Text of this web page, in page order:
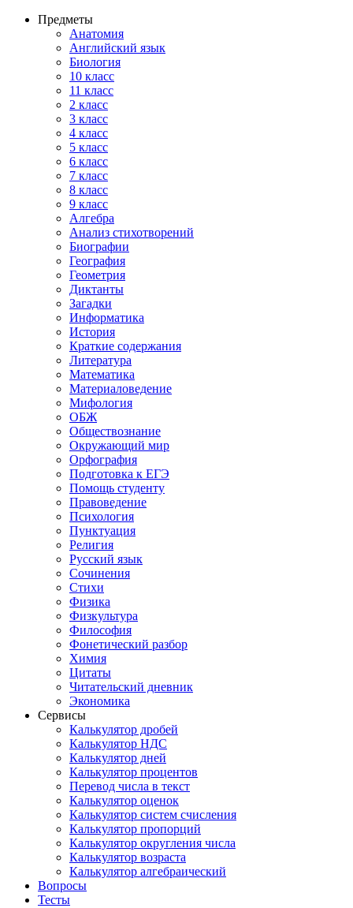
Предметы
Анатомия
Английский язык
Биология
10 класс
11 класс
2 класс
3 класс
4 класс
5 класс
6 класс
7 класс
8 класс
9 класс
Алгебра
Анализ стихотворений
Биографии
География
Геометрия
Диктанты
Загадки
Информатика
История
Краткие содержания
Литература
Математика
Материаловедение
Мифология
ОБЖ
Обществознание
Окружающий мир
Орфография
Подготовка к ЕГЭ
Помощь студенту
Правоведение
Психология
Пунктуация
Религия
Русский язык
Сочинения
Стихи
Физика
Физкультура
Философия
Фонетический разбор
Химия
Цитаты
Читательский дневник
Экономика
Сервисы
Калькулятор дробей
Калькулятор НДС
Калькулятор дней
Калькулятор процентов
Перевод числа в текст
Калькулятор оценок
Калькулятор систем счисления
Калькулятор пропорций
Калькулятор округления числа
Калькулятор возраста
Калькулятор алгебраический
Вопросы
Тесты